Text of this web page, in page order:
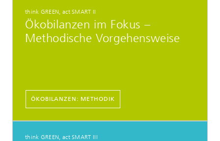
think GREEN, act SMART II
Ökobilanzen im Fokus –
Methodische Vorgehensweise
ÖKOBILANZEN: METHODIK
think GREEN, act SMART III